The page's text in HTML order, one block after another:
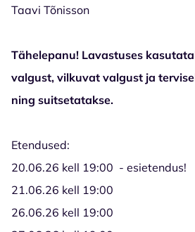
Taavi Tõnisson
Tähelepanu! Lavastuses
valgust, vilkuvat valgust ja
ning suitsetatakse.
Etendused:
20.06.26 kell 19:00 - esietendus!
21.06.26 kell 19:00
26.06.26 kell 19:00